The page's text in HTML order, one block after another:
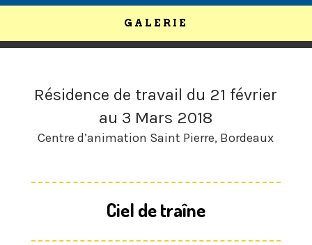
GALERIE
Résidence de travail du 21 février
au 3 Mars 2018
Centre d’animation Saint Pierre, Bordeaux
Ciel de traîne